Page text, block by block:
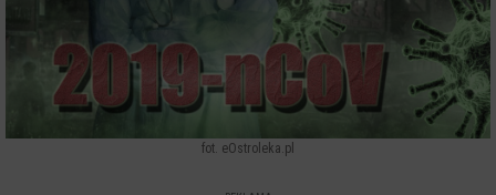
fot. eOstroleka.pl